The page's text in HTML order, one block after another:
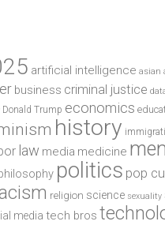
artificial intelligence asian
business criminal justice
Donald Trump economics
history
law media medicine
politics pop
religion science sexuality
media tech bros